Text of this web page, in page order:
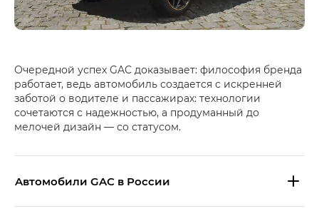
Очередной успех GAC доказывает: философия бренда
работает, ведь автомобиль создается с искренней
заботой о водителе и пассажирах: технологии
сочетаются с надежностью, а продуманный до
мелочей дизайн — со статусом.
Aвтомобили GAC в России